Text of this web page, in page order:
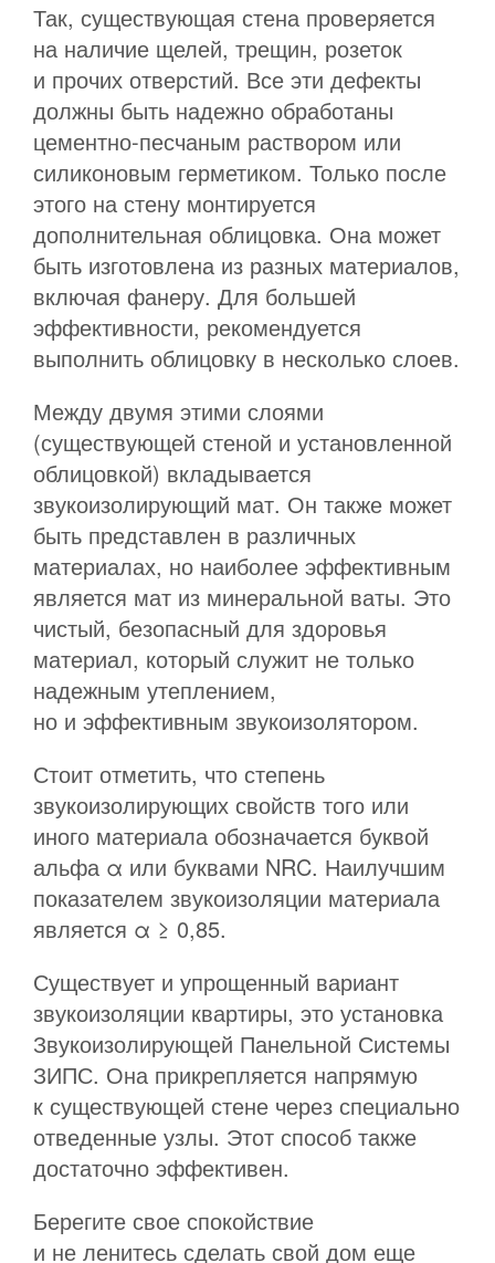
Так, существующая стена проверяется
на наличие щелей, трещин, розеток
и прочих отверстий. Все эти дефекты
должны быть надежно обработаны
цементно-песчаным раствором или
силиконовым герметиком. Только после
этого на стену монтируется
дополнительная облицовка. Она может
быть изготовлена из разных материалов,
включая фанеру. Для большей
эффективности, рекомендуется
выполнить облицовку в несколько слоев.
Между двумя этими слоями
(существующей стеной и установленной
облицовкой) вкладывается
звукоизолирующий мат. Он также может
быть представлен в различных
материалах, но наиболее эффективным
является мат из минеральной ваты. Это
чистый, безопасный для здоровья
материал, который служит не только
надежным утеплением,
но и эффективным звукоизолятором.
Стоит отметить, что степень
звукоизолирующих свойств того или
иного материала обозначается буквой
альфа α или буквами NRC. Наилучшим
показателем звукоизоляции материала
является α ≥ 0,85.
Существует и упрощенный вариант
звукоизоляции квартиры, это установка
Звукоизолирующей Панельной Системы
ЗИПС. Она прикрепляется напрямую
к существующей стене через специально
отведенные узлы. Этот способ также
достаточно эффективен.
Берегите свое спокойствие
и не ленитесь сделать свой дом еще